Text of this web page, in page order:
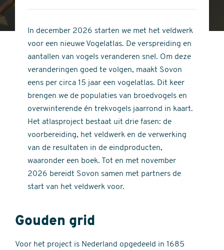
stars
of
stars
In december 2026 starten we met het veldwerk
voor een nieuwe Vogelatlas. De verspreiding en
aantallen van vogels veranderen snel. Om deze
veranderingen goed te volgen, maakt Sovon
eens per circa 15 jaar een vogelatlas. Dit keer
brengen we de populaties van broedvogels en
overwinterende én trekvogels jaarrond in kaart.
Het atlasproject bestaat uit drie fasen: de
voorbereiding, het veldwerk en de verwerking
van de resultaten in de eindproducten,
waaronder een boek. Tot en met november
2026 bereidt Sovon samen met partners de
start van het veldwerk voor.
Gouden grid
Voor het project is Nederland opgedeeld in 1685